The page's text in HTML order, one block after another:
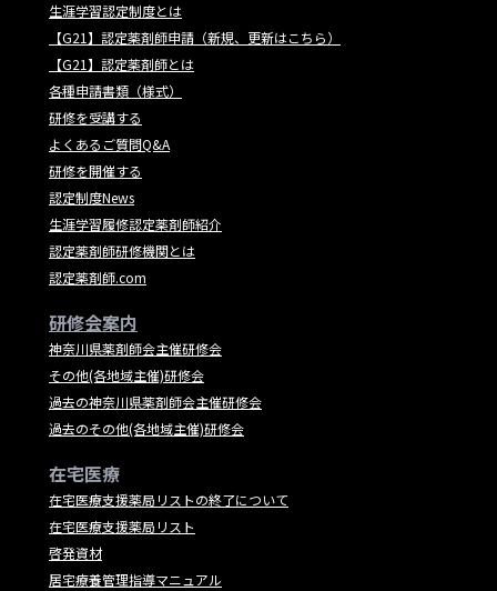
生涯学習認定制度とは
【G21】認定薬剤師申請（新規、更新はこちら）
【G21】認定薬剤師とは
各種申請書類（様式）
研修を受講する
よくあるご質問Q&A
研修を開催する
認定制度News
生涯学習履修認定薬剤師紹介
認定薬剤師研修機関とは
認定薬剤師.com
研修会案内
神奈川県薬剤師会主催研修会
その他(各地域主催)研修会
過去の神奈川県薬剤師会主催研修会
過去のその他(各地域主催)研修会
在宅医療
在宅医療支援薬局リストの終了について
在宅医療支援薬局リスト
啓発資材
居宅療養管理指導マニュアル